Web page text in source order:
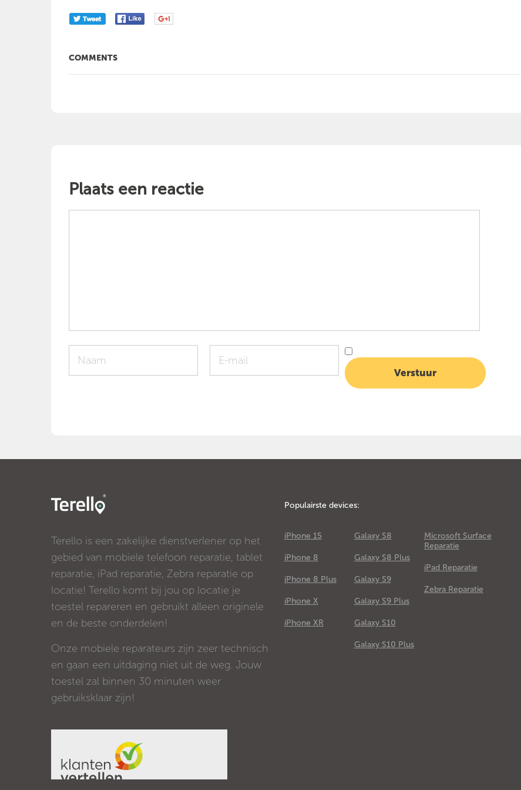
COMMENTS
Plaats een reactie
Terello is een zakelijke dienstverlener op het
gebied van mobiele telefoon reparatie, tablet
reparatie, iPad reparatie, Zebra reparatie op
locatie! Terello komt bij jou op locatie je
toestel repareren en gebruikt alleen originele
en de beste onderdelen!
Onze mobiele reparateurs zijn zeer technisch
en gaan een uitdaging niet uit de weg. Jouw
toestel zal binnen 30 minuten weer
gebruiksklaar zijn!
Populairste devices:
iPhone 15
iPhone 8
iPhone 8 Plus
iPhone X
iPhone XR
Galaxy S8
Galaxy S8 Plus
Galaxy S9
Galaxy S9 Plus
Galaxy S10
Galaxy S10 Plus
Microsoft Surface
Reparatie
iPad Reparatie
Zebra Reparatie